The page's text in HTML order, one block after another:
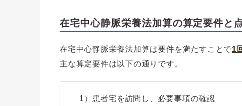
在宅中心静脈栄養法加算の算定要件と
在宅中心静脈栄養法加算は要件を満たすことで1
主な算定要件は以下の通りです。
1）患者宅を訪問し、必要事項の確認